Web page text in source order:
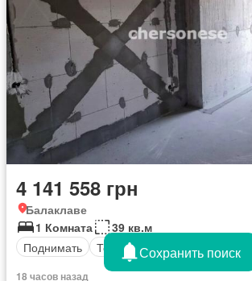
4 141 558 грн
Балаклаве
1 Комната
39 кв.м
Поднимать
Терраса Паркинг Балкон
18 часов назад
Сохранить поиск